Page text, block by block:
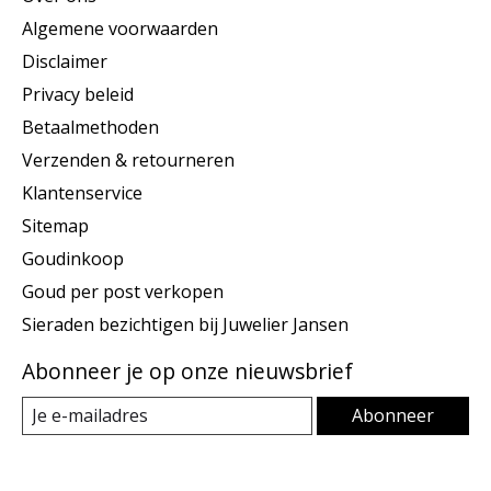
Algemene voorwaarden
Disclaimer
Privacy beleid
Betaalmethoden
Verzenden & retourneren
Klantenservice
Sitemap
Goudinkoop
Goud per post verkopen
Sieraden bezichtigen bij Juwelier Jansen
Abonneer je op onze nieuwsbrief
Abonneer